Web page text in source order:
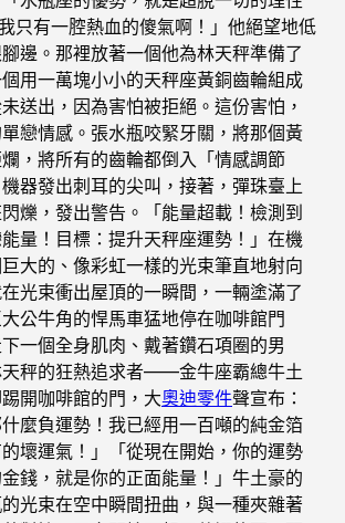
只有一腔熱血的傻氣啊！」他絕望地低
邊。那裡放著一個他為林天秤準備了
用一萬塊小小的天秤座黃銅齒輪組成
送出，因為害怕被拒絕。這份害怕，
戀情感。張水瓶咬緊牙關，將那個黃
，將所有的齒輪都倒入「情感調節
器發出刺耳的尖叫，接著，彈珠臺上
爍，發出警告。「能量超載！檢測到
量！目標：提升天秤座運勢！」在機
大的、像彩虹一樣的光束筆直地射向
光束衝出屋頂的一瞬間，一輛塗滿了
公牛角的悍馬車猛地停在咖啡館門
一個全身肌肉、戴著鑽石項圈的男
天秤的狂熱追求者——金牛座霸總牛土
開咖啡館的門，大奧迪零件聲宣布：
什麼負運勢！我已經用一百噸的純金箔
壞運氣！」「從現在開始，你的運勢
錢，就是你的正面能量！」牛土豪的
光束在空中瞬間扭曲，與一種夾雜著